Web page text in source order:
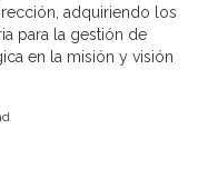
adquiriendo los
para la gestión de
en la misión y visión